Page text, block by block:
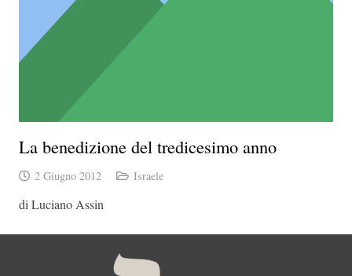
La benedizione del tredicesimo anno
2 Giugno 2012 Israele
di Luciano Assin